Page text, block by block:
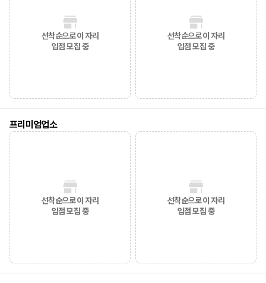
선착순으로 이 자리
입점 모집 중
선착순으로 이 자리
입점 모집 중
프리미엄업소
선착순으로 이 자리
입점 모집 중
선착순으로 이 자리
입점 모집 중